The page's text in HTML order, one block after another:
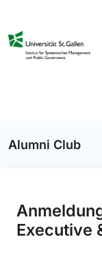
Alumni Club
Executive